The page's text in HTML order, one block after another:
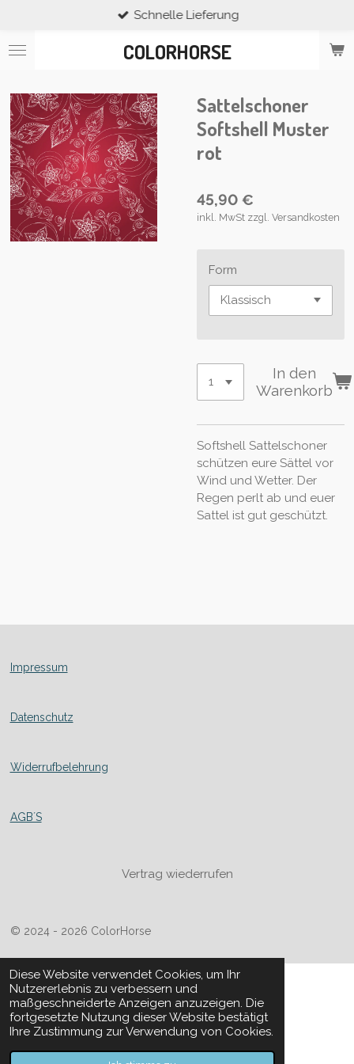
Diese Website verwendet Cookies, um Ihr
Nutzererlebnis zu verbessern und
maßgeschneiderte Anzeigen anzuzeigen. Die
fortgesetzte Nutzung dieser Website bestätigt
Ihre Zustimmung zur Verwendung von Cookies.
springen
COLORHORSE
Schnelle Lieferung
Sattelschoner
Softshell Muster
rot
45,90 €
inkl. MwSt zzgl. Versandkosten
Form
In den
Warenkorb
Softshell Sattelschoner
schützen eure Sättel vor
Wind und Wetter. Der
Regen perlt ab und euer
Sattel ist gut geschützt.
Impressum
Datenschutz
Widerrufbelehrung
AGB´S
Vertrag wiederrufen
© 2024 - 2026 ColorHorse